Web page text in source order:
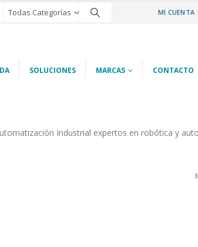
Todas Categorías MI CUENTA
SOLUCIONES MARCAS CONTACTO
Industrial expertos en robótica y